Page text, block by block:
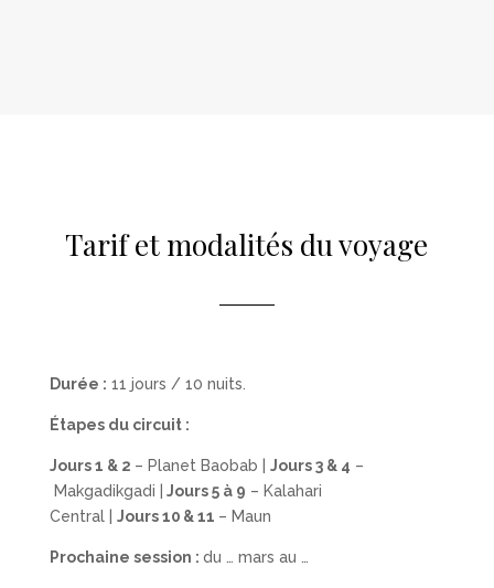
Tarif et modalités du voyage
Durée : 11 jours / 10 nuits.
Étapes du circuit :
Jours1 & 2 – Planet Baobab | Jours3 & 4 –
Makgadikgadi
Jours5 à9 – Kalahari
Central| Jours10 & 11 – Maun
Prochaine session : du … mars au …